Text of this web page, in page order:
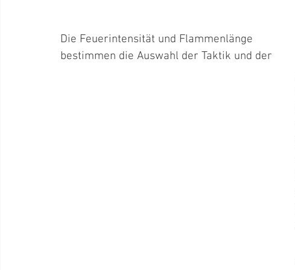
Die Feuerintensität und Flammenlänge
bestimmen die Auswahl der Taktik und der